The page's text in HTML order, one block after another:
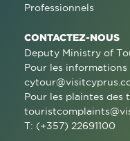
Professionnels
CONTACTEZ-NOUS
Deputy Ministry of
Pour les
Pour les plaintes des
T: (+357) 22691100